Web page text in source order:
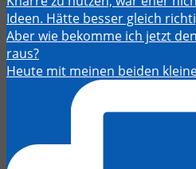
Heute mit meinen beiden